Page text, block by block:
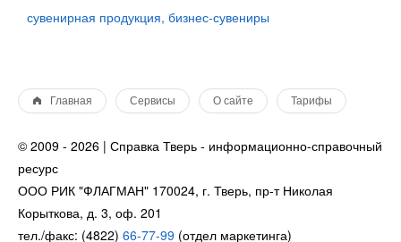
сувенирная продукция, бизнес-сувениры
Главная Сервисы О сайте Тарифы
© 2009 - 2026 | Справка Тверь - информационно-справочный
ресурс
ООО РИК "ФЛАГМАН" 170024, г. Тверь, пр-т Николая
Корыткова, д. 3, оф. 201
тел./факс: (4822) 66-77-99 (отдел маркетинга)